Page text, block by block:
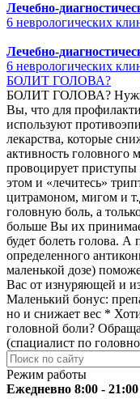
Лечебно-
6 неврологических
Лечебно-
6 неврологических
БОЛИТ ГОЛОВА?
БОЛИТ ГОЛОВА? Нужно
Вы, что для
используют
лекарства, которые
активность головного
провоцирует
этом и «лечитесь»
цитрамоном, мигом и
головную боль, а
больше Вы их
будет болеть голова. А
определенного
маленькой дозе)
Вас от изнуряющей и
Маленький бонус:
но и снижает вес *
головной боли?
(спациалист по
Режим работы
Ежедневно 8:00 - 21:00